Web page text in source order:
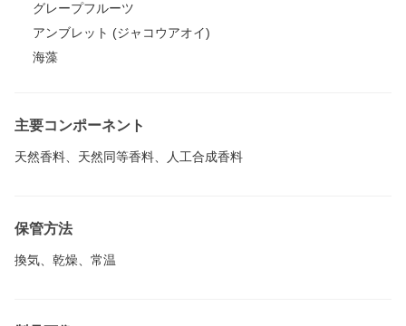
グレープフルーツ
アンブレット (ジャコウアオイ)
海藻
主要コンポーネント
天然香料、天然同等香料、人工合成香料
保管方法
換気、乾燥、常温